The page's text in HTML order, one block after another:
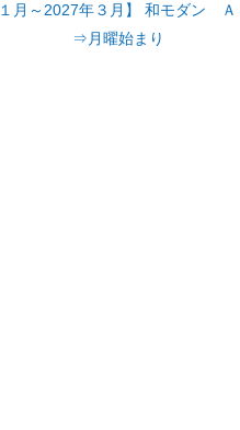
１月～2027年３月】 和モダン Ａ
⇒月曜始まり